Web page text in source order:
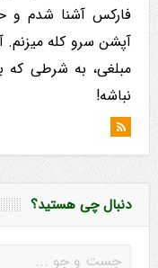
آپشن سرو کله میزنم.
مبلغی، به شرطی که
نباشه!
دنبال چی هستید؟